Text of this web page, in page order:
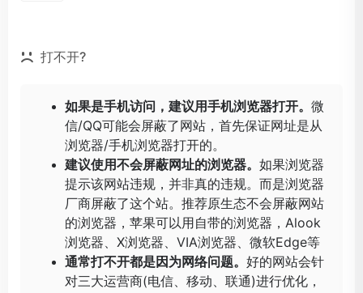
打不开?
如果是手机访问，建议用手机浏览器打开。 微
信/QQ可能会屏蔽了网站，首先保证网址是从
浏览器/手机浏览器打开的。
建议使用不会屏蔽网址的浏览器。 如果浏览器
提示该网站违规，并非真的违规。而是浏览器
厂商屏蔽了这个站。推荐原生态不会屏蔽网站
的浏览器，苹果可以用自带的浏览器， Alook
浏览器
X浏览器 VIA浏览器 微软Edge等
通常打不开都是因为网络问题。 好的网站会针
对三大运营商(电信、移动、联通)进行优化，